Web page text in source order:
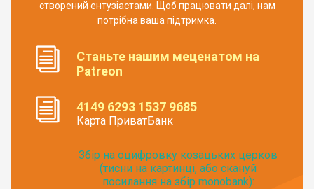
створений ентузіастами. Щоб працювати далі, нам
потрібна ваша підтримка.
Станьте нашим меценатом на
Patreon
4149 6293 1537 9685
Карта ПриватБанк
Збір на оцифровку козацьких церков
(тисни на картинці, або скануй
посилання на збір monobank):